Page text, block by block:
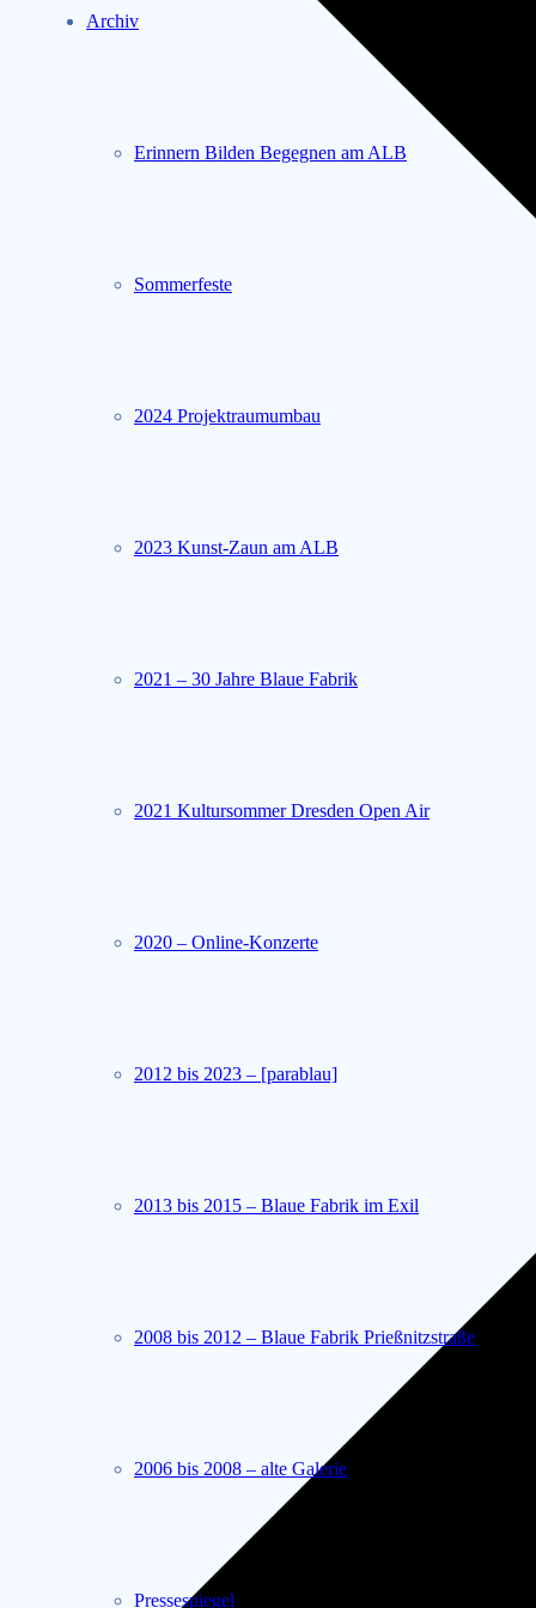
Archiv
Erinnern Bilden Begegnen am ALB
Sommerfeste
2024 Projektraumumbau
2023 Kunst-Zaun am ALB
2021 – 30 Jahre Blaue Fabrik
2021 Kultursommer Dresden Open Air
2020 – Online-Konzerte
2012 bis 2023 – [parablau]
2013 bis 2015 – Blaue Fabrik im Exil
2008 bis 2012 – Blaue Fabrik Prießnitzstraße
2006 bis 2008 – alte Galerie
Pressespiegel